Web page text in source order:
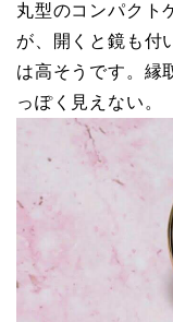
丸型のコンパクト
が、開くと鏡も付
は高そうです。縁
っぽく見えない。